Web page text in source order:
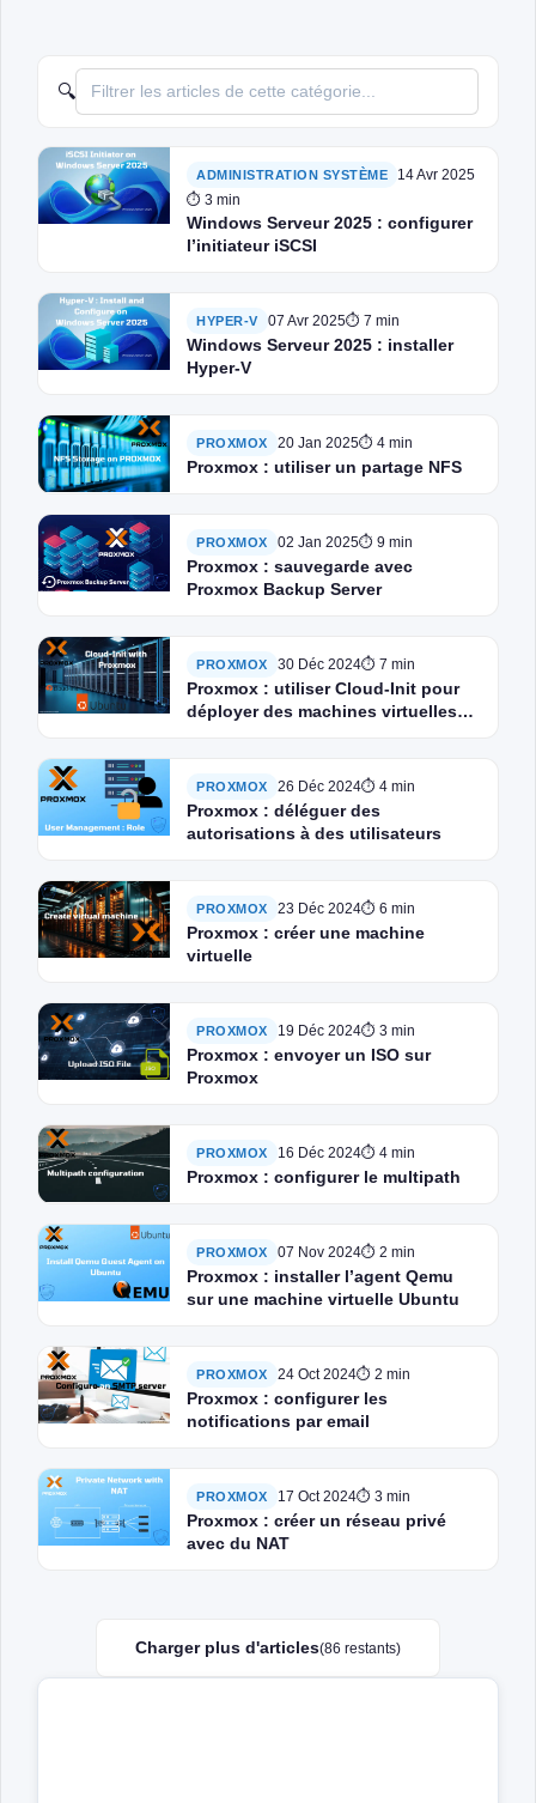
🔍
ADMINISTRATION SYSTÈME
14 Avr 2025
⏱ 3 min
Windows Serveur 2025 : configurer
l’initiateur iSCSI
HYPER-V 07 Avr 2025⏱ 7 min
Windows Serveur 2025 : installer
Hyper-V
PROXMOX 20 Jan 2025⏱ 4 min
Proxmox : utiliser un partage NFS
PROXMOX 02 Jan 2025⏱ 9 min
Proxmox : sauvegarde avec
Proxmox Backup Server
PROXMOX 30 Déc 2024⏱ 7 min
Proxmox : utiliser Cloud-Init pour
déployer des machines virtuelles
PROXMOX 26 Déc 2024⏱ 4 min
Proxmox : déléguer des
autorisations à des utilisateurs
PROXMOX 23 Déc 2024⏱ 6 min
Proxmox : créer une machine
virtuelle
PROXMOX 19 Déc 2024⏱ 3 min
Proxmox : envoyer un ISO sur
Proxmox
PROXMOX 16 Déc 2024⏱ 4 min
Proxmox : configurer le multipath
PROXMOX 07 Nov 2024⏱ 2 min
Proxmox : installer l’agent Qemu
sur une machine virtuelle Ubuntu
PROXMOX 24 Oct 2024⏱ 2 min
Proxmox : configurer les
notifications par email
PROXMOX 17 Oct 2024⏱ 3 min
Proxmox : créer un réseau privé
avec du NAT
Charger plus d'articles(86 restants)